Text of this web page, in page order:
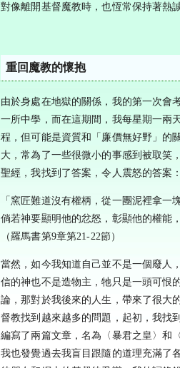
對像離開基督魔教時，也恆常保持著熱
重回魔教的懷抱
由於身處在地獄的關係，我的第一次會
一所中學，而在這期間，我每星期一兩
程，但可能是資質和「廉價無好野」的
大，常為了一些很微小的事感到被取笑
聖經，我找到了答案，令人震怒的答案：
「窯匠難道沒有權柄，從一團泥裡拿一
倘若神要顯明他的忿怒，彰顯他的權能
（羅馬書第9章第21-22節）
當然，如今我知道自己並不是一個廢人
信的神也不是造物主，牠只是一頭可恨
論，那對於我後來的人生，帶來了很大
督教找到越來越多的問題，起初，我找
編寫了兩篇文章，名為〈暴君之皇〉和
我也發覺過去我盲目跟隨的道理充滿了